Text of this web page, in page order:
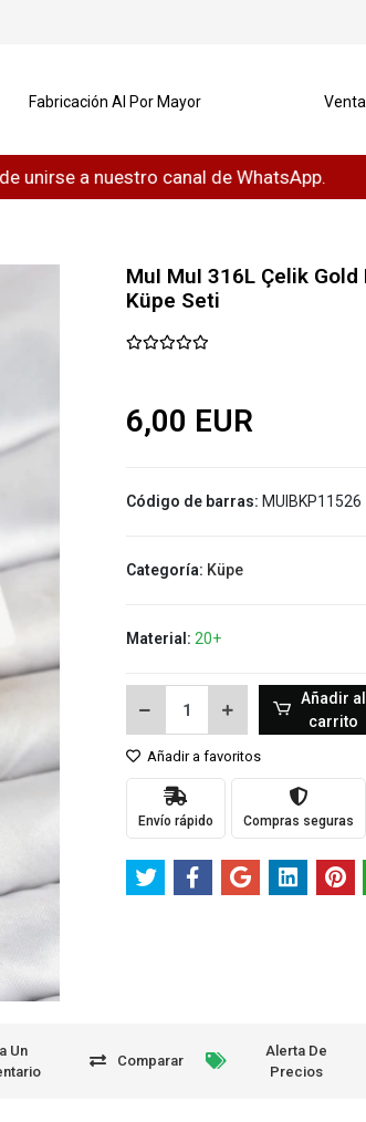
a nuestro canal de WhatsApp.
Fabricación Al Por Mayor
MuI MuI 316L Çelik Gold
Küpe Seti
6,00 EUR
Código de barras: MUIBKP11526
Categoría: Küpe
Material: 20+
Añadir al
carrito
Añadir a favoritos
Envío rápido Compras seguras
Un
Comparar
Alerta De
Precios